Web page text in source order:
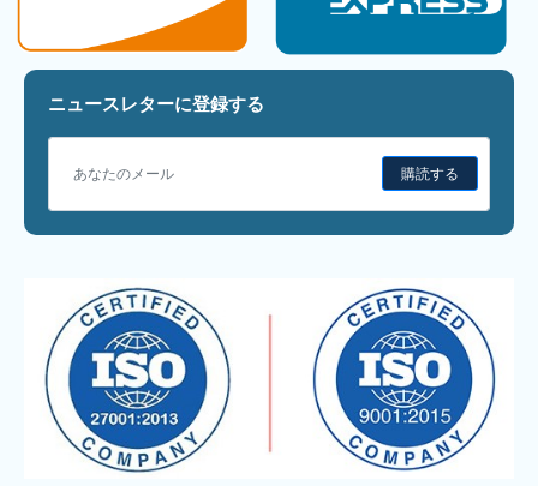
ニュースレターに登録する
購読する